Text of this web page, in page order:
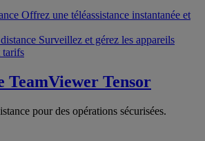
Offrez une téléassistance instantanée et
Surveillez et gérez les appareils
tarifs
TeamViewer Tensor
pour des opérations sécurisées.